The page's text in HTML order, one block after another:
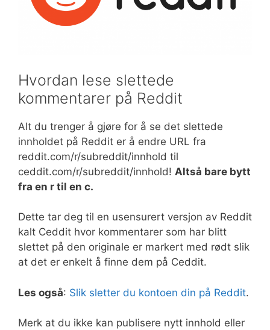
Hvordan lese slettede
kommentarer på Reddit
Alt du trenger å gjøre for å se det slettede
innholdet på Reddit er å endre URL fra
reddit.com/r/subreddit/innhold til
ceddit.com/r/subreddit/innhold! Altså bare bytt
fra en r til en c.
Dette tar deg til en usensurert versjon av Reddit
kalt Ceddit hvor kommentarer som har blitt
slettet på den originale er markert med rødt slik
at det er enkelt å finne dem på Ceddit.
Les også: Slik sletter du kontoen din på Reddit.
Merk at du ikke kan publisere nytt innhold eller